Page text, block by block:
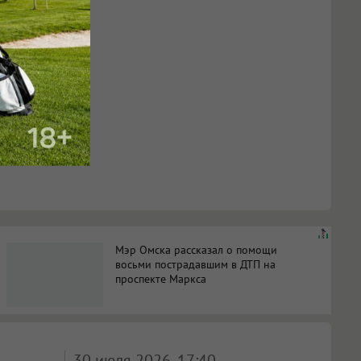
Мэр Омска рассказал о помощи
восьми пострадавшим в ДТП на
проспекте Маркса